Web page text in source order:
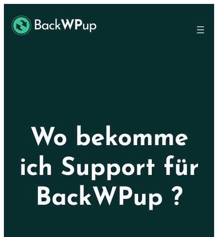
main
content
Wo bekomme
ich Support für
BackWPup ?